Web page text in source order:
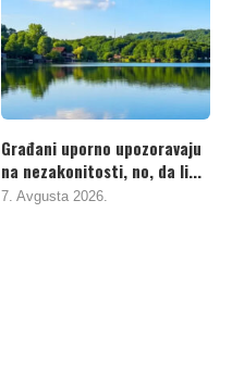
Građani uporno upozoravaju
na nezakonitosti, no, da li...
7. Avgusta 2026.